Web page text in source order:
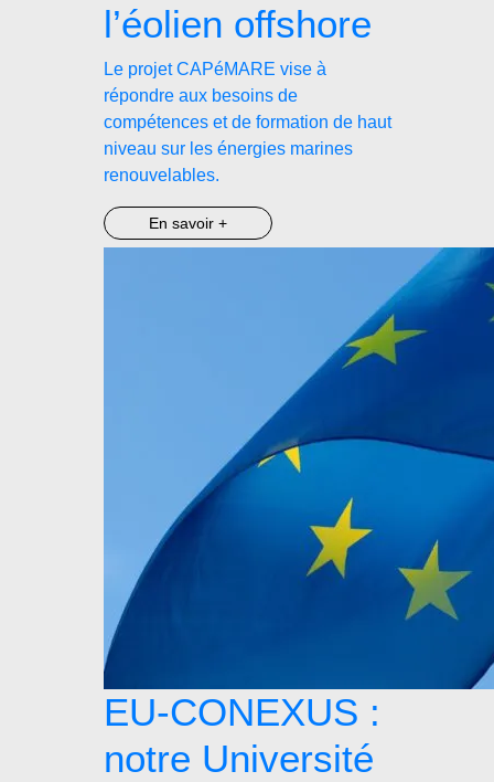
l’éolien offshore
Le projet CAPéMARE vise à
répondre aux besoins de
compétences et de formation de haut
niveau sur les énergies marines
renouvelables.
En savoir +
EU-CONEXUS :
notre Université